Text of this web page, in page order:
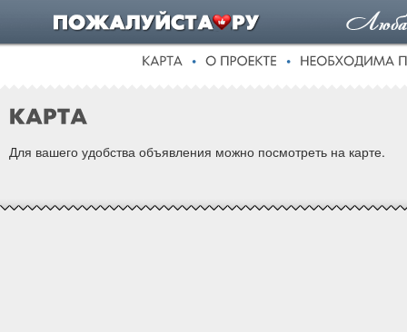
Для вашего удобства объявления можно посмотреть на карте.